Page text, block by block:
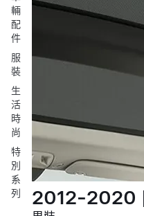
輛
配
件
服
裝
生
活
時
尚
特
別
系
列
2012-2020